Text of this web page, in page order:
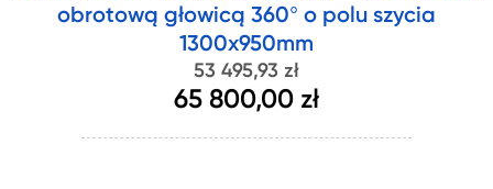
obrotową głowicą 360° o polu szycia
1300x950mm
53 495,93 zł
65 800,00 zł